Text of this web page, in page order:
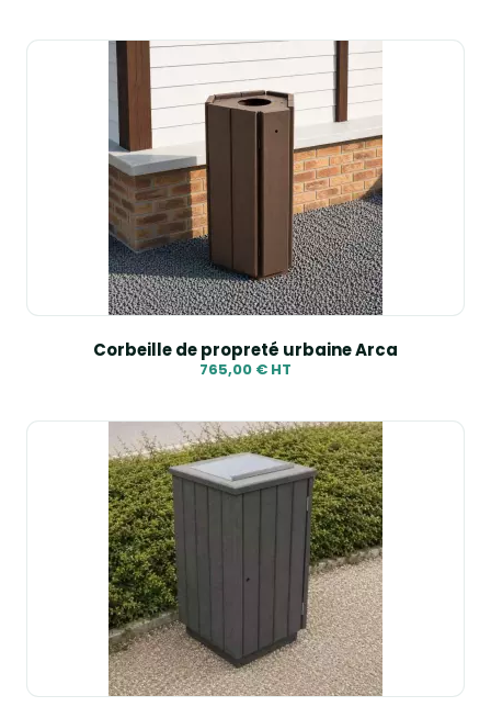
Corbeille de propreté urbaine Arca
765,00 € HT